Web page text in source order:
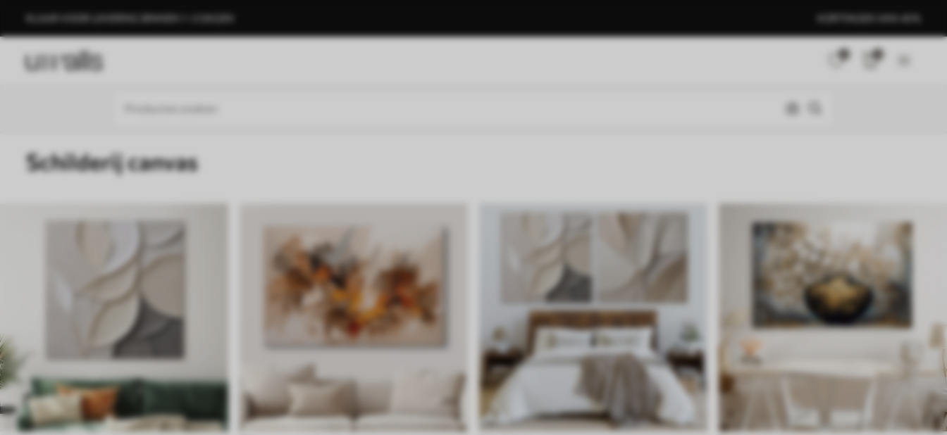
KLAAR VOOR LEVERING BINNEN 1–3 DAGEN
0 0
Schilderij canvas